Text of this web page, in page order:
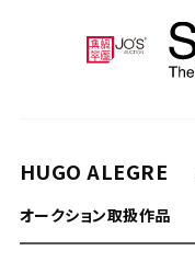
HUGO ALEGRE
オークション取扱作品